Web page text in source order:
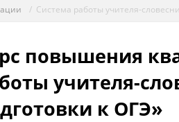
/ Система работы учителя-
повышения
учителя-
к ОГЭ»